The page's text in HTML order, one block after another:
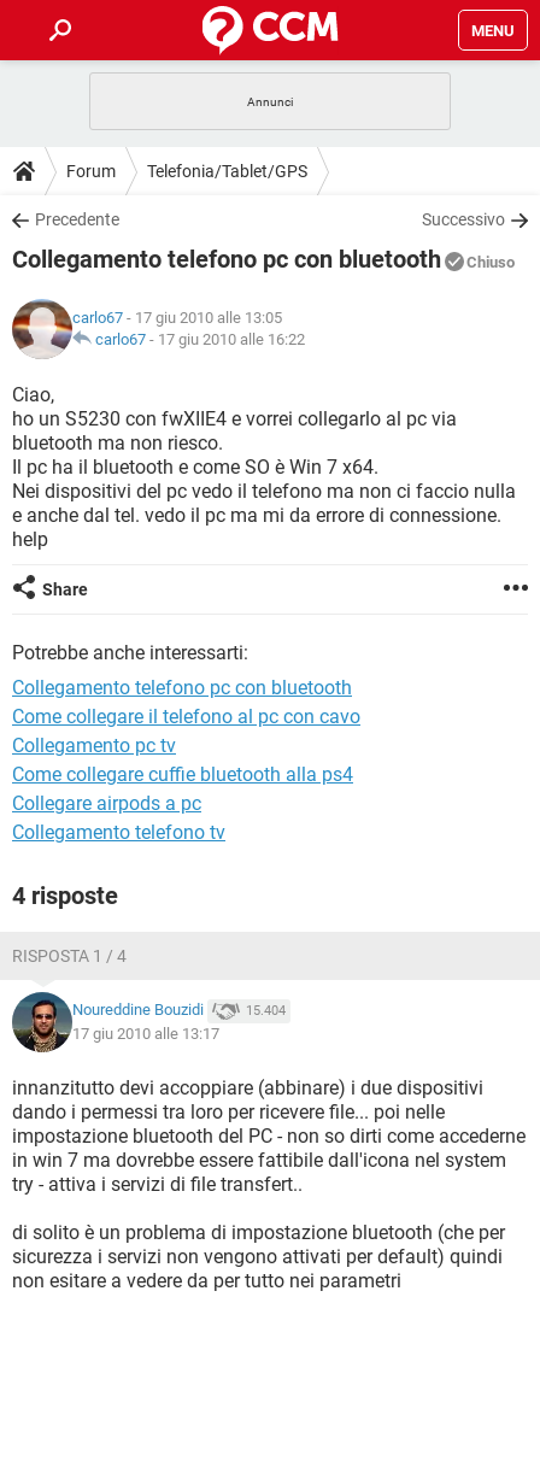
MENU
INTRATTENIMENTO ANDROID
iOS
INSTAGRAM WHATSAPP
TIKTOK
HARDWARE
GUIDE
COVID-19 GAMING
INSTAGRAM
TIKTOK
HARDWARE
DOWNLOAD
COVID-19 GAMING
INTRATTENIMENTO
iOS WINDOWS 10
INSTAGRAM
TIKTOK FACEBOOK
HARDWARE
FORUM
COVID-19
INTRATTENIMENTO
iOS
INSTAGRAM
TIKTOK FACEBOOK
HARDWARE
GLOSSARIO
COVID-19
INTRATTENIMENTO ANDROID
iOS WINDOWS 10
INSTAGRAM WHATSAPP
TIKTOK
HARDWARE
Forum Telefonia/Tablet/GPS
Precedente Successivo
Collegamento telefono pc con bluetooth Chiuso
carlo67 - 17 giu 2010 alle 13:05
carlo67 - 17 giu 2010 alle 16:22
Ciao,
ho un S5230 con fwXIIE4 e vorrei collegarlo al pc via
bluetooth ma non riesco.
Il pc ha il bluetooth e come SO è Win 7 x64.
Nei dispositivi del pc vedo il telefono ma non ci faccio nulla
e anche dal tel. vedo il pc ma mi da errore di connessione.
help
Share
Potrebbe anche interessarti:
Collegamento telefono pc con bluetooth
Come collegare il telefono al pc con cavo
Collegamento pc tv
Come collegare cuffie bluetooth alla ps4
Collegare airpods a pc
Collegamento telefono tv
4 risposte
RISPOSTA 1 / 4
Noureddine Bouzidi 15.404
17 giu 2010 alle 13:17
innanzitutto devi accoppiare (abbinare) i due dispositivi
dando i permessi tra loro per ricevere file... poi nelle
impostazione bluetooth del PC - non so dirti come accederne
in win 7 ma dovrebbe essere fattibile dall'icona nel system
try - attiva i servizi di file transfert..
di solito è un problema di impostazione bluetooth (che per
sicurezza i servizi non vengono attivati per default) quindi
non esitare a vedere da per tutto nei parametri